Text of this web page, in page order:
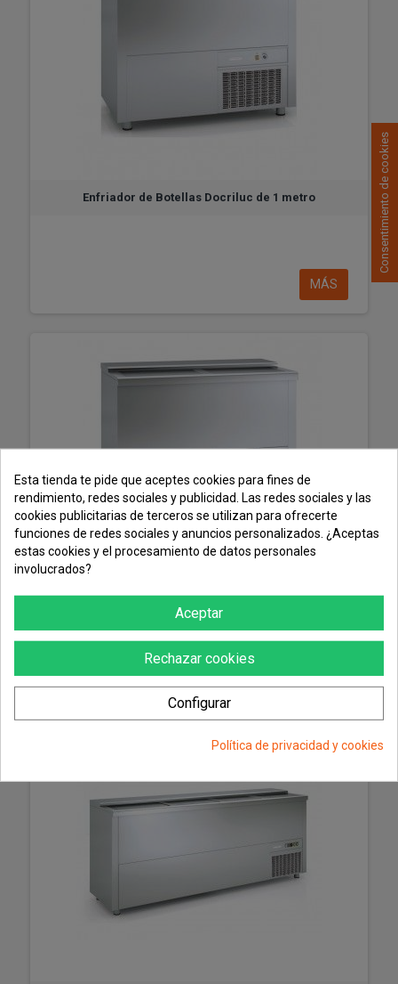
Enfriador de Botellas Docriluc de 1 metro
MÁS
Enfriador de Botellas Docriluc de 150 cm
MÁS
Esta tienda te pide que aceptes cookies para fines de
rendimiento, redes sociales y publicidad. Las redes sociales y las
cookies publicitarias de terceros se utilizan para ofrecerte
funciones de redes sociales y anuncios personalizados. ¿Aceptas
estas cookies y el procesamiento de datos personales
involucrados?
Aceptar
Rechazar cookies
Configurar
Política de privacidad y cookies
Consentimiento de cookies